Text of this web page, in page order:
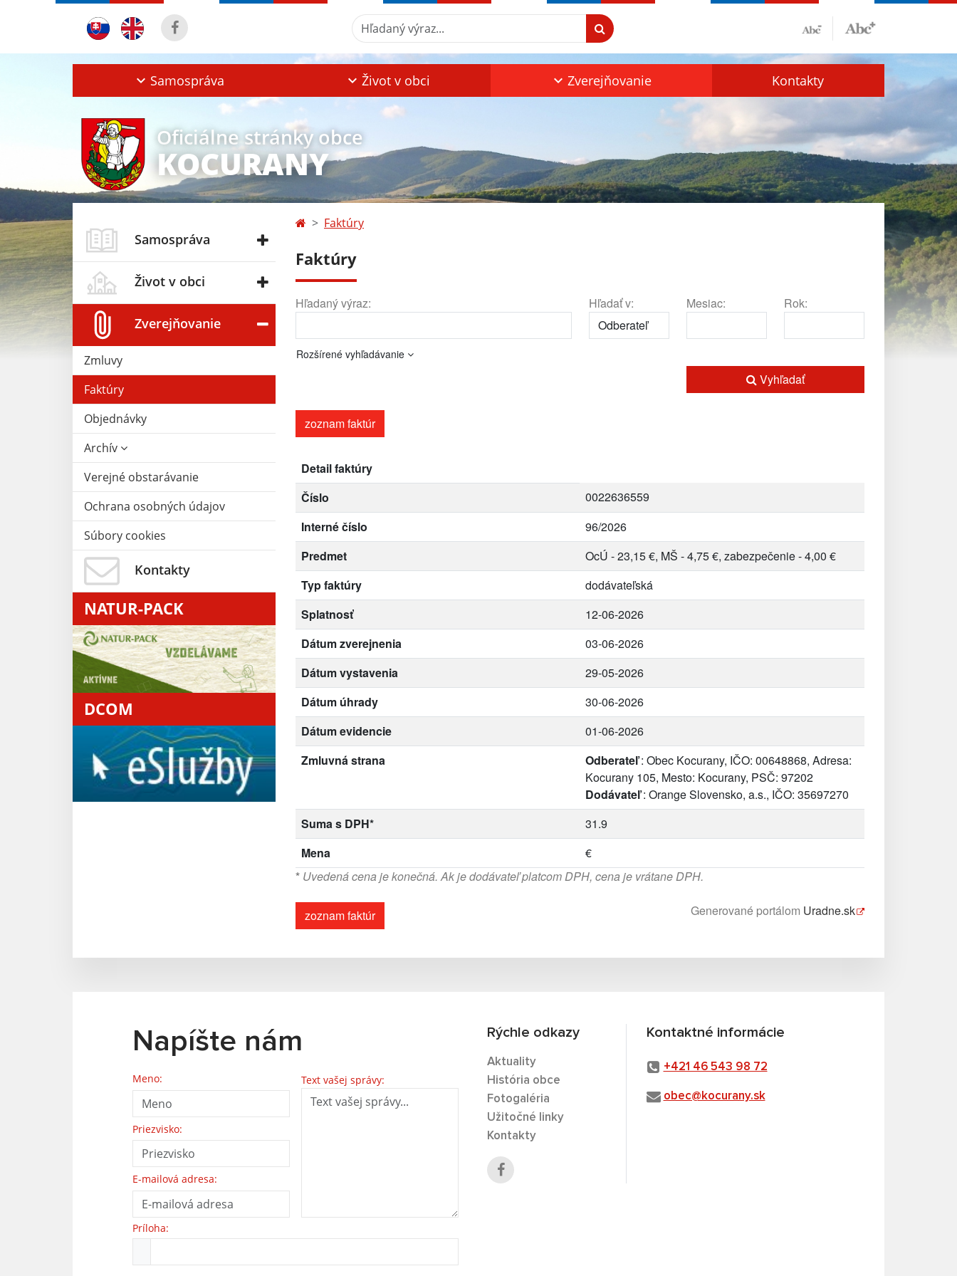
Hľadaný výraz...
Samospráva Život v obci Zverejňovanie Kontakty
Oficiálne stránky obce
KOCURANY
Samospráva
Život v obci
Zverejňovanie
Zmluvy
Faktúry
Objednávky
Archív
Verejné obstarávanie
Ochrana osobných údajov
Súbory cookies
Kontakty
NATUR-PACK
DCOM
Faktúry
Faktúry
Hľadaný výraz: Hľadať v: Mesiac: Rok:
Rozšírené vyhľadávanie
Vyhľadať
zoznam faktúr
Detail faktúry
Číslo
0022636559
Interné číslo
96/2026
Predmet
OcÚ - 23,15 €, MŠ - 4,75 €, zabezpečenie - 4,00 €
Typ faktúry
dodávateľská
Splatnosť
12-06-2026
Dátum zverejnenia
03-06-2026
Dátum vystavenia
29-05-2026
Dátum úhrady
30-06-2026
Dátum evidencie
01-06-2026
Zmluvná strana
Odberateľ: Obec Kocurany, IČO: 00648868, Adresa:
Kocurany 105, Mesto: Kocurany, PSČ: 97202
Dodávateľ: Orange Slovensko, a.s., IČO: 35697270
Suma s DPH*
31.9
Mena
€
* Uvedená cena je konečná. Ak je dodávateľ platcom DPH, cena je vrátane DPH.
zoznam faktúr Generované portálom Uradne.sk
Napíšte nám
Meno:
Priezvisko:
E-mailová adresa:
Text vašej správy:
Príloha:
Rýchle odkazy
Aktuality
História obce
Fotogaléria
Užitočné linky
Kontakty
Kontaktné informácie
+421 46 543 98 72
obec@kocurany.sk